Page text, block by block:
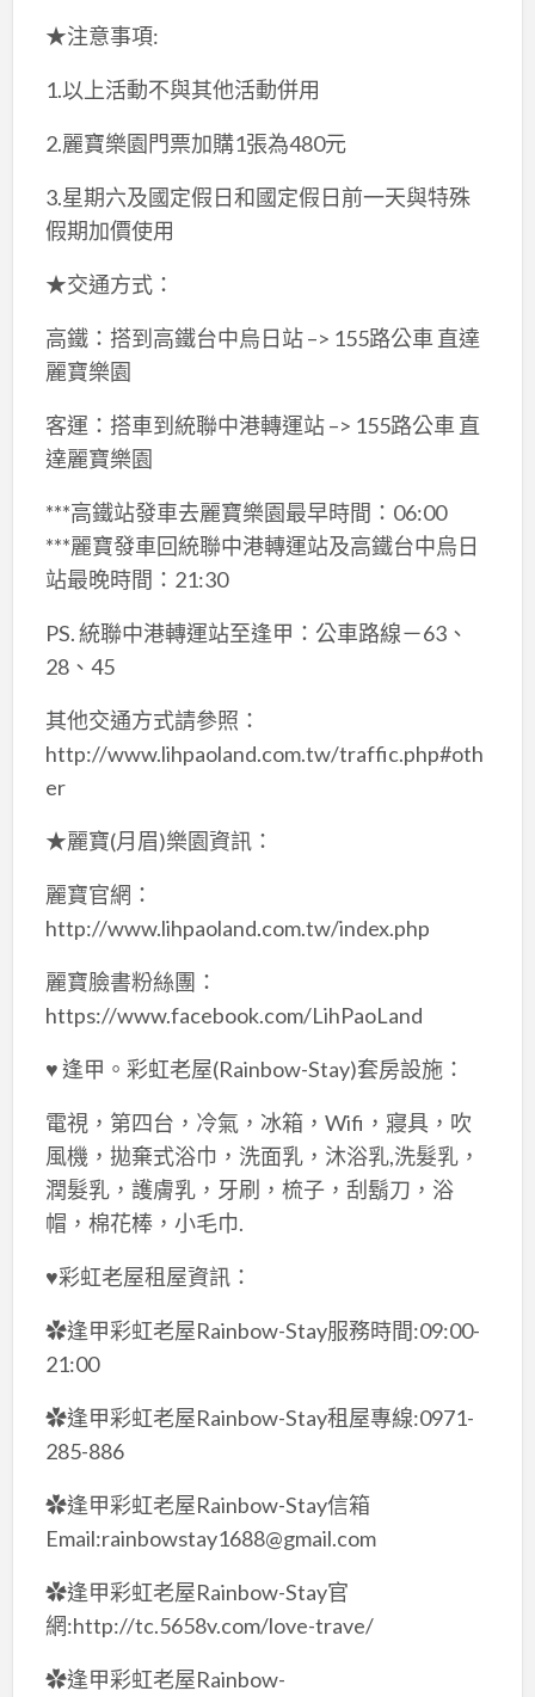
★注意事項:
1.以上活動不與其他活動併用
2.麗寶樂園門票加購1張為480元
3.星期六及國定假日和國定假日前一天與特殊
假期加價使用
★交通方式：
高鐵：搭到高鐵台中烏日站 –> 155路公車 直達
麗寶樂園
客運：搭車到統聯中港轉運站 –> 155路公車 直
達麗寶樂園
***高鐵站發車去麗寶樂園最早時間：06:00
***麗寶發車回統聯中港轉運站及高鐵台中烏日
站最晚時間：21:30
PS. 統聯中港轉運站至逢甲：公車路線－63、
28、45
其他交通方式請參照：
http://www.lihpaoland.com.tw/traffic.php#oth
er
★麗寶(月眉)樂園資訊：
麗寶官網：
http://www.lihpaoland.com.tw/index.php
麗寶臉書粉絲團：
https://www.facebook.com/LihPaoLand
♥ 逢甲。彩虹老屋(Rainbow-Stay)套房設施：
電視，第四台，冷氣，冰箱，Wifi，寢具，吹
風機，拋棄式浴巾，洗面乳，沐浴乳,洗髮乳，
潤髮乳，護膚乳，牙刷，梳子，刮鬍刀，浴
帽，棉花棒，小毛巾.
♥彩虹老屋租屋資訊：
✿逢甲彩虹老屋Rainbow-Stay服務時間:09:00-
21:00
✿逢甲彩虹老屋Rainbow-Stay租屋專線:0971-
285-886
✿逢甲彩虹老屋Rainbow-Stay信箱
Email:rainbowstay1688@gmail.com
✿逢甲彩虹老屋Rainbow-Stay官
網:http://tc.5658v.com/love-trave/
✿逢甲彩虹老屋Rainbow-